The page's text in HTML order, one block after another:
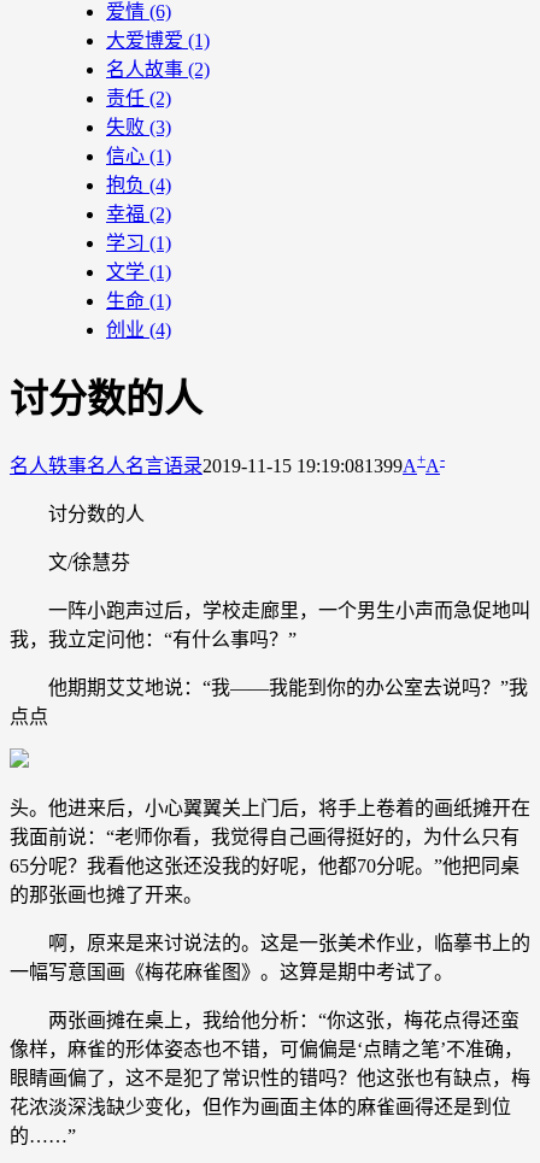
爱情 (6)
大爱博爱 (1)
名人故事 (2)
责任 (2)
失败 (3)
信心 (1)
抱负 (4)
幸福 (2)
学习 (1)
文学 (1)
生命 (1)
创业 (4)
讨分数的人
名人轶事名人名言语录2019-11-15 19:19:081399A+A-
讨分数的人
文/徐慧芬
一阵小跑声过后，学校走廊里，一个男生小声而急促地叫
我，我立定问他：“有什么事吗？”
他期期艾艾地说：“我——我能到你的办公室去说吗？”我
点点
头。他进来后，小心翼翼关上门后，将手上卷着的画纸摊开在
我面前说：“老师你看，我觉得自己画得挺好的，为什么只有
65分呢？我看他这张还没我的好呢，他都70分呢。”他把同桌
的那张画也摊了开来。
啊，原来是来讨说法的。这是一张美术作业，临摹书上的
一幅写意国画《梅花麻雀图》。这算是期中考试了。
两张画摊在桌上，我给他分析：“你这张，梅花点得还蛮
像样，麻雀的形体姿态也不错，可偏偏是‘点睛之笔’不准确，
眼睛画偏了，这不是犯了常识性的错吗？他这张也有缺点，梅
花浓淡深浅缺少变化，但作为画面主体的麻雀画得还是到位
的……”